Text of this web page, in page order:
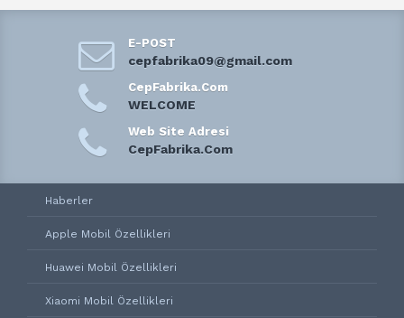
E-POST
cepfabrika09@gmail.com
CepFabrika.Com
WELCOME
Web Site Adresi
CepFabrika.Com
Haberler
Apple Mobil Özellikleri
Huawei Mobil Özellikleri
Xiaomi Mobil Özellikleri